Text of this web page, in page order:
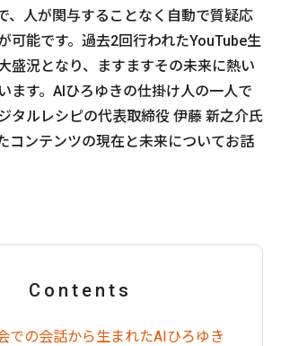
、人が関与することなく自動で質疑応
可能です。過去2回行われたYouTube生
盛況となり、ますますその未来に熱い
ます。AIひろゆきの仕掛け人の一人で
タルレシピの代表取締役 伊藤 新之介氏
コンテンツの現在と未来についてお話
Contents
での会話から生まれたAIひろゆき